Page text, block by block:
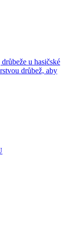
u hasičské
drůbež, aby